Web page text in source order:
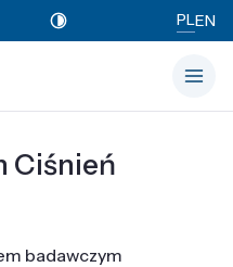
PLEN
Ciśnień
badawczym